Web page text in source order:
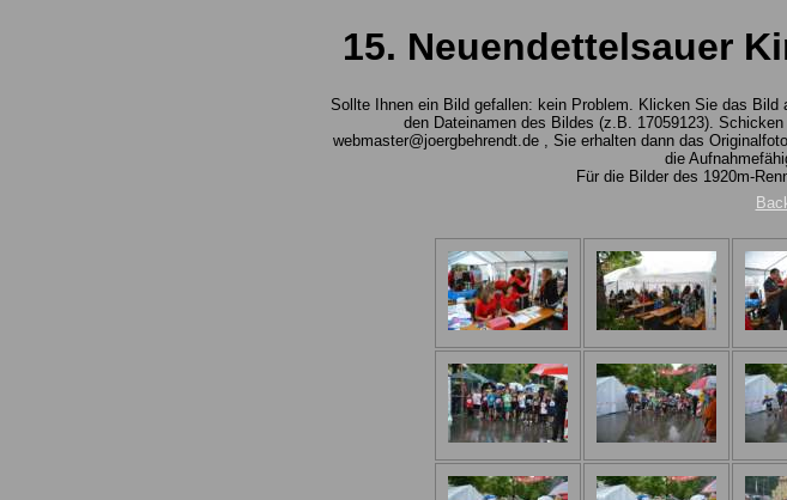
15. Neuendettelsauer
Sollte Ihnen ein Bild gefallen: kein Problem. Klicken Sie das
den Dateinamen des Bildes (z.B. 17059123).
webmaster@joergbehrendt.de , Sie erhalten dann das
die
Für die Bilder des 1920m-